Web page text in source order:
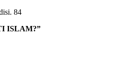
84
ISLAM?”